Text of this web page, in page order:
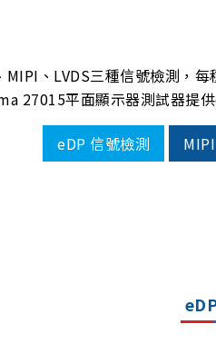
、LVDS三種信號檢測，
27015平面顯示器測試器提
eDP 信號檢測